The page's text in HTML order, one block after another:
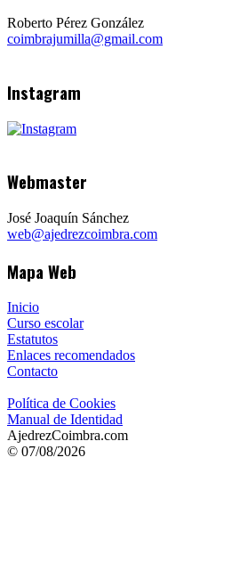
Roberto Pérez González
coimbrajumilla@gmail.com
Instagram
Webmaster
José Joaquín Sánchez
web@ajedrezcoimbra.com
Mapa Web
Inicio
Curso escolar
Estatutos
Enlaces recomendados
Contacto
Política de Cookies
Manual de Identidad
AjedrezCoimbra.com
© 07/08/2026